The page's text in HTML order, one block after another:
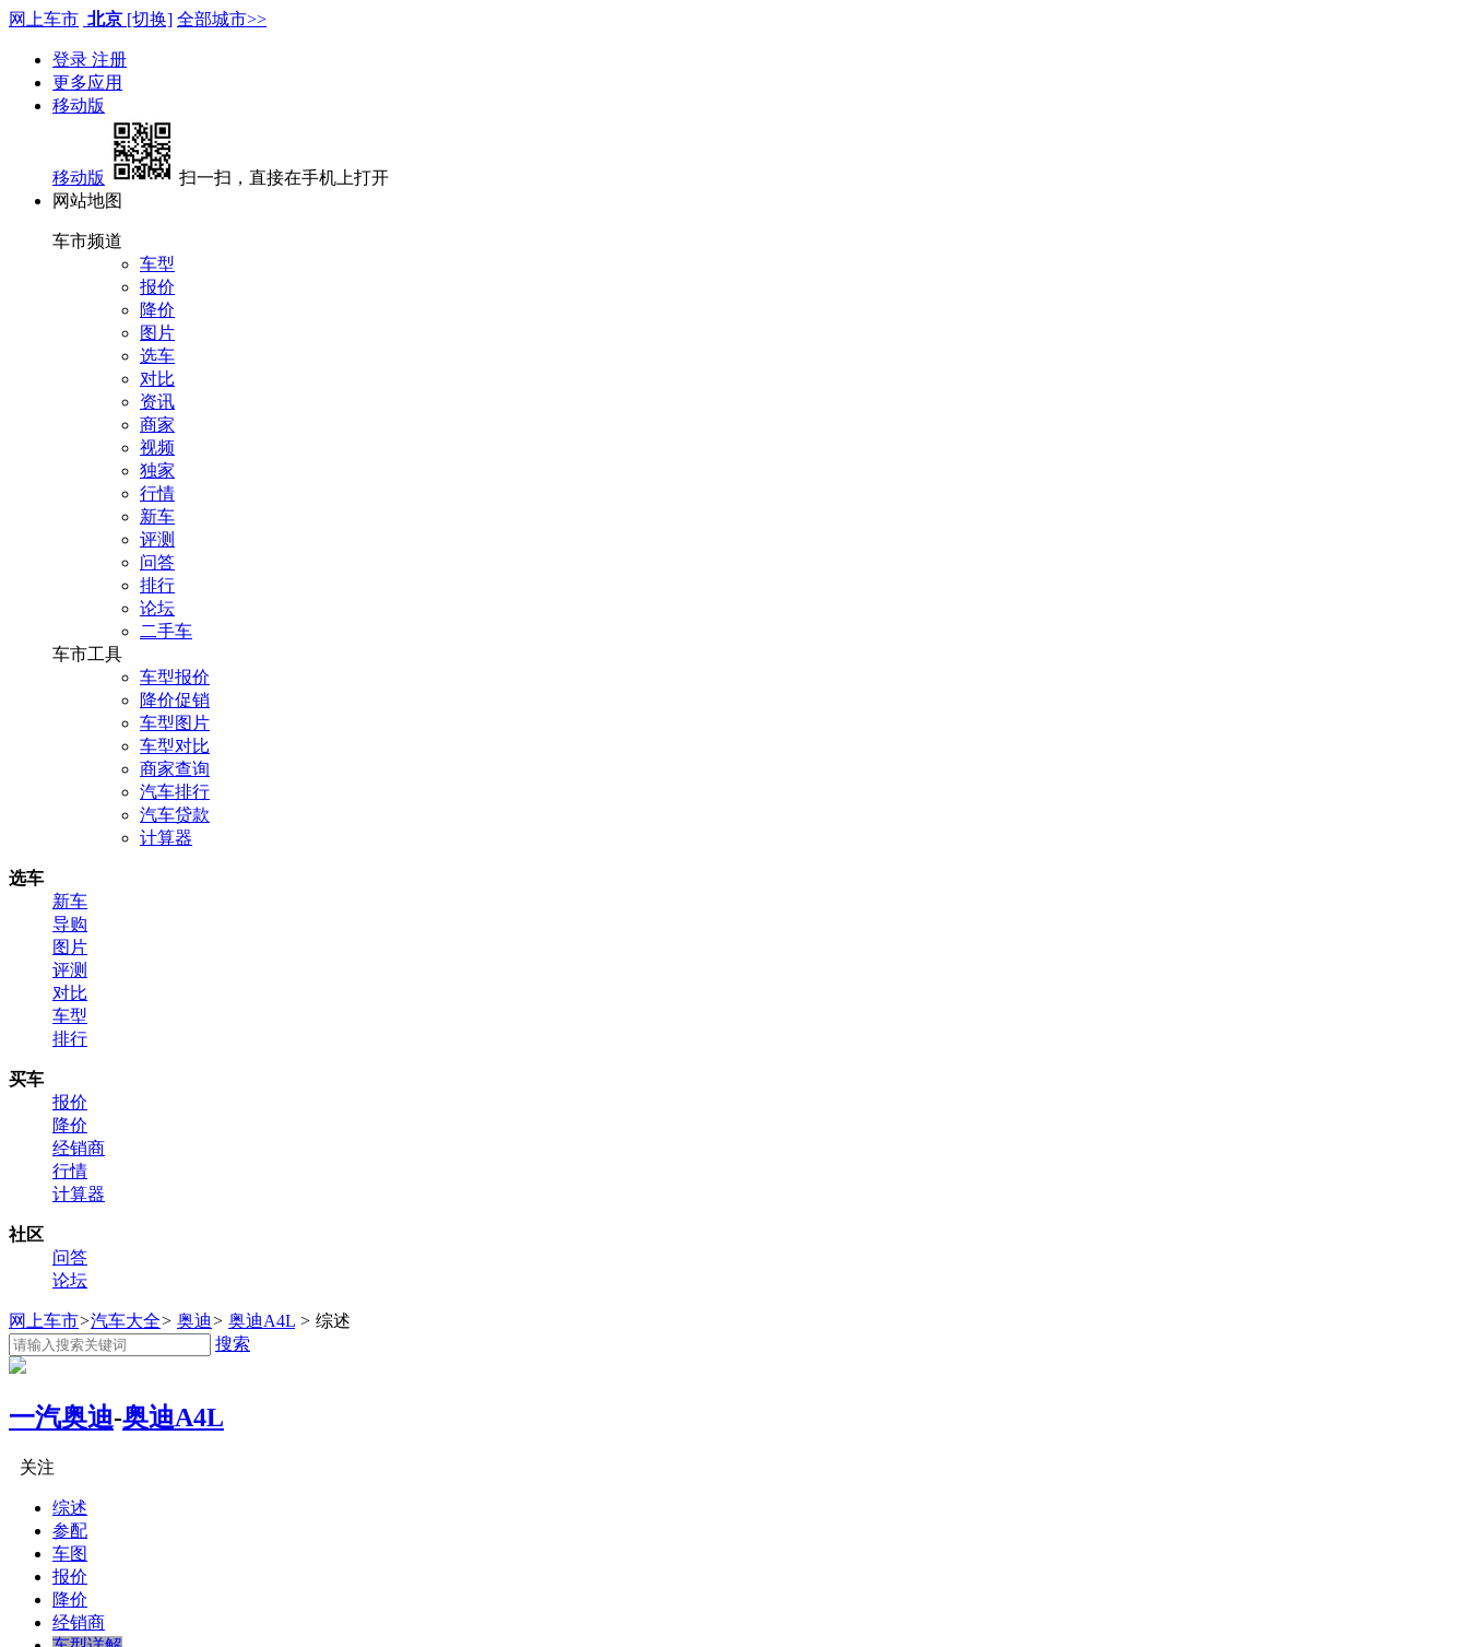
网上车市 北京 [切换] 全部城市>>
登录 注册
更多应用
移动版
移动版
扫一扫，直接在手机上打开
网站地图
车市频道
车型
报价
降价
图片
选车
对比
资讯
商家
视频
独家
行情
新车
评测
问答
排行
论坛
二手车
车市工具
车型报价
降价促销
车型图片
车型对比
商家查询
汽车排行
汽车贷款
计算器
选车
新车
导购
图片
评测
对比
车型
排行
买车
报价
降价
经销商
行情
计算器
社区
问答
论坛
网上车市>汽车大全> 奥迪> 奥迪A4L > 综述
搜索
一汽奥迪-奥迪A4L
关注
综述
参配
车图
报价
降价
经销商